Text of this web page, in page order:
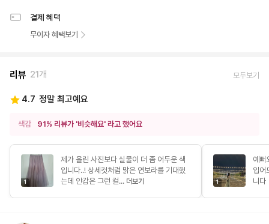
결제 혜택
무이자 혜택보기
리뷰 21개 모두보기
4.7 정말 최고예요
색감 91% 리뷰가 '비슷해요' 라고 했어요
1
제가 올린 사진보다 실물이 더 좀 어두운 색
입니다..! 상세컷처럼 맑은 연보라를 기대했
는데 안감은 그런 컬... 더보기 1
예뻐
입어
니다